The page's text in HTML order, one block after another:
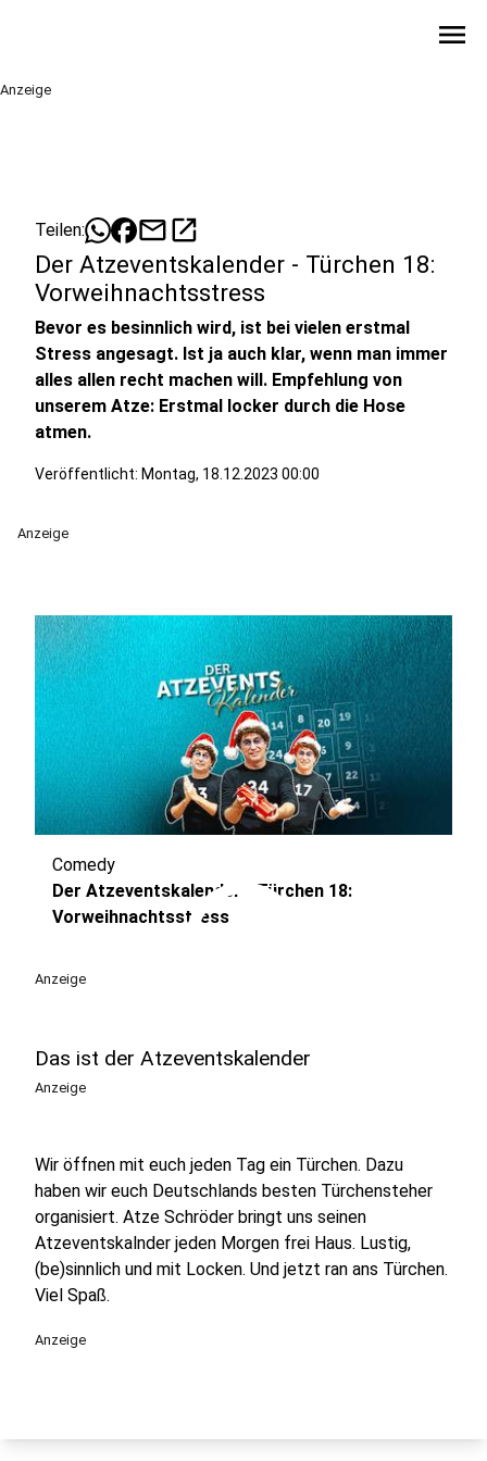
menu
Anzeige
Teilen: mailopen_in_new
Der Atzeventskalender - Türchen 18:
Vorweihnachtsstress
Bevor es besinnlich wird, ist bei vielen erstmal
Stress angesagt. Ist ja auch klar, wenn man immer
alles allen recht machen will. Empfehlung von
unserem Atze: Erstmal locker durch die Hose
atmen.
Veröffentlicht: Montag, 18.12.2023 00:00
Anzeige
play_circle
Comedy
Der Atzeventskalender - Türchen 18:
Vorweihnachtsstress
Anzeige
Das ist der Atzeventskalender
Anzeige
Wir öffnen mit euch jeden Tag ein Türchen. Dazu
haben wir euch Deutschlands besten Türchensteher
organisiert. Atze Schröder bringt uns seinen
Atzeventskalnder jeden Morgen frei Haus. Lustig,
(be)sinnlich und mit Locken. Und jetzt ran ans Türchen.
Viel Spaß.
Anzeige